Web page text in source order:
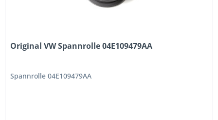
Original VW Spannrolle 04E109479AA
Spannrolle 04E109479AA